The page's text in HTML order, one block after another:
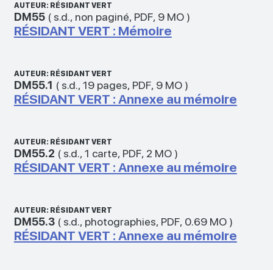
AUTEUR: RÉSIDANT VERT
DM55( s.d., non paginé, PDF, 9 MO)
RÉSIDANT VERT : Mémoire
AUTEUR: RÉSIDANT VERT
DM55.1 ( s.d., 19 pages, PDF, 9 MO)
RÉSIDANT VERT : Annexe au mémoire
AUTEUR: RÉSIDANT VERT
DM55.2 ( s.d., 1 carte, PDF, 2 MO)
RÉSIDANT VERT : Annexe au mémoire
AUTEUR: RÉSIDANT VERT
DM55.3( s.d., photographies, PDF, 0.69 MO)
RÉSIDANT VERT : Annexe au mémoire